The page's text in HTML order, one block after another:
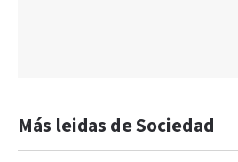
Más leidas de Sociedad